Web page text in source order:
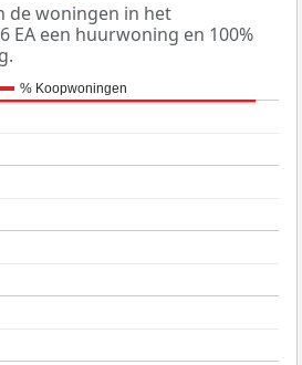
de woningen in het
EA een huurwoning en 100%
% Koopwoningen